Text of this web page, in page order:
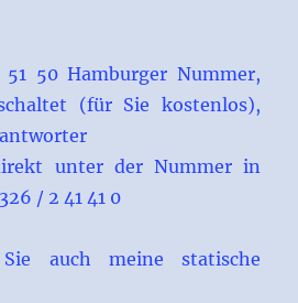
50 Hamburger Nummer,
(für Sie kostenlos),
unter der Nummer in
/ 2 41 41 0
auch meine statische